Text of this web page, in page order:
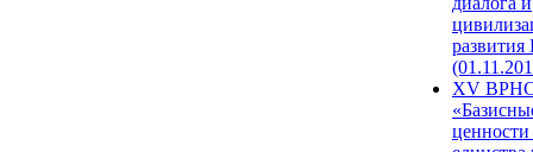
развития
XV